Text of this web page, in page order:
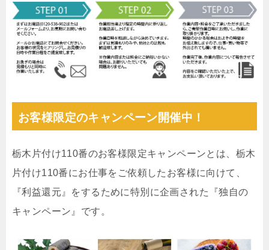
お客様限定のキャンペーン開催中！
栃木片付け110番のお客様限定キャンペーンとは、栃木
片付け110番にお仕事をご依頼したお客様に向けて、
『利益還元』をするために特別に企画された『独自の
キャンペーン』です。